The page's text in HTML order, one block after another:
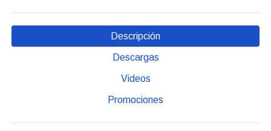
Descripción
Descargas
Videos
Promociones